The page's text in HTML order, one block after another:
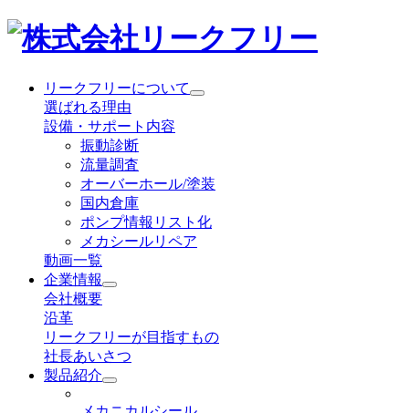
リークフリーについて
選ばれる理由
設備・サポート内容
振動診断
流量調査
オーバーホール/塗装
国内倉庫
ポンプ情報リスト化
メカシールリペア
動画一覧
企業情報
会社概要
沿革
リークフリーが目指すもの
社長あいさつ
製品紹介